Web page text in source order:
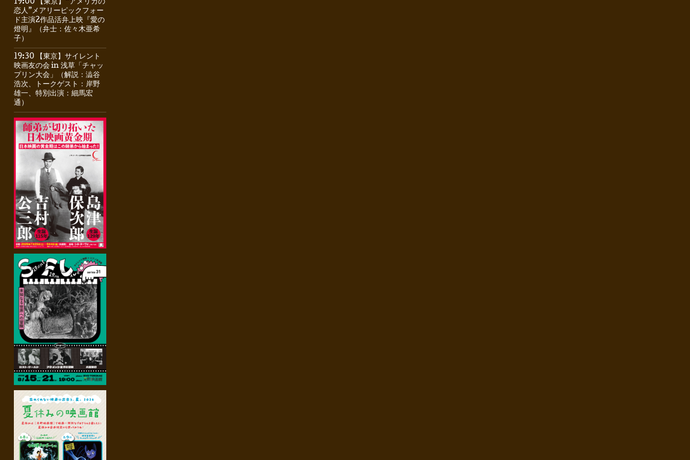
19:00 【東京】“アメリカの
恋人”メアリーピックフォー
ド主演2作品活弁上映『愛の
燈明』（弁士：佐々木亜希
子）
19:30 【東京】サイレント
映画友の会 in 浅草「チャッ
プリン大会」（解説：澁谷
浩次、トークゲスト：岸野
雄一、特別出演：細馬宏
通）